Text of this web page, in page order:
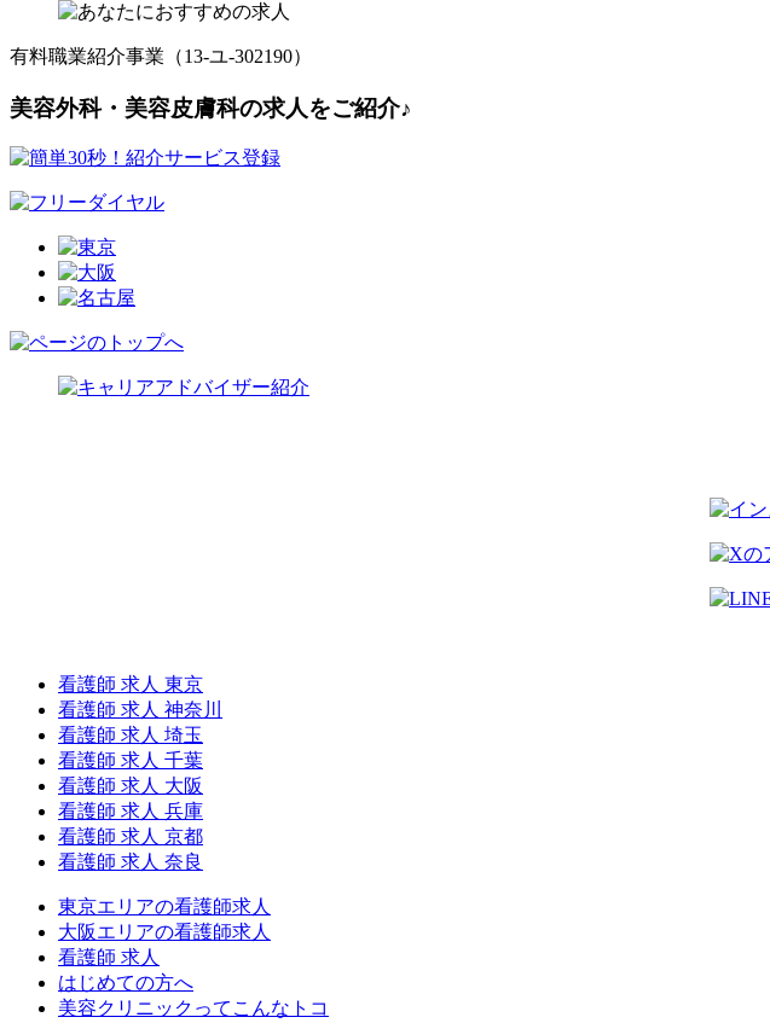
有料職業紹介事業（13-ユ-302190）
美容外科・美容皮膚科の求人をご紹介♪
看護師 求人 東京
看護師 求人 神奈川
看護師 求人 埼玉
看護師 求人 千葉
看護師 求人 大阪
看護師 求人 兵庫
看護師 求人 京都
看護師 求人 奈良
東京エリアの看護師求人
大阪エリアの看護師求人
看護師 求人
はじめての方へ
美容クリニックってこんなトコ